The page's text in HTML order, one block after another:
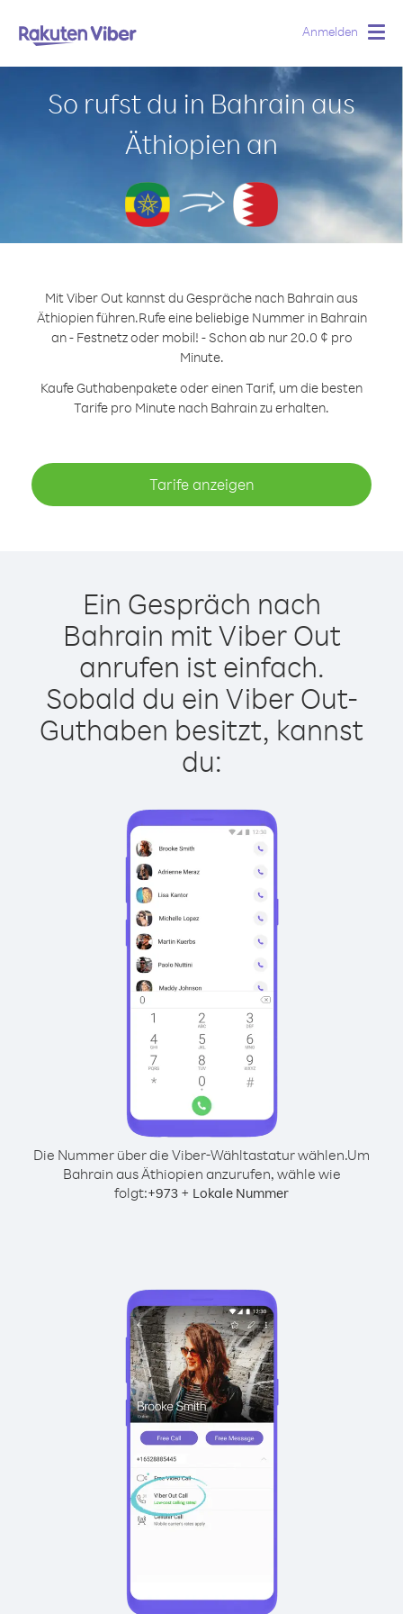
Anmelden
So rufst du in Bahrain aus
Äthiopien an
Mit Viber Out kannst du Gespräche nach Bahrain aus
Äthiopien führen.Rufe eine beliebige Nummer in Bahrain
an - Festnetz oder mobil! - Schon ab nur 20.0 ¢ pro
Minute.
Kaufe Guthabenpakete oder einen Tarif, um die besten
Tarife pro Minute nach Bahrain zu erhalten.
Tarife anzeigen
Ein Gespräch nach
Bahrain mit Viber Out
anrufen ist einfach.
Sobald du ein Viber Out-
Guthaben besitzt, kannst
du:
Die Nummer über die Viber-Wähltastatur wählen.Um
Bahrain aus Äthiopien anzurufen, wähle wie
folgt:+973 + Lokale Nummer